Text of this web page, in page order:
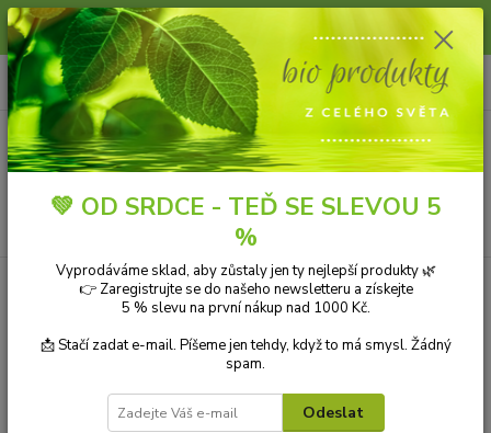
Slunce, koupání a horko dávají vlasům zabrat. Dopřejte jim šetrnou péči s
přírodní vlasovou kosmetikou.
Menu
CZK
+420 606 912 887
9-18:00 hod.
0 ks
za 0,00 Kč
Kategorie blogu
Přírodní kosmetika
Přírodní aromaterapie
💚 OD SRDCE - TEĎ SE SLEVOU 5
%
Vyprodáváme sklad, aby zůstaly jen ty nejlepší produkty 🌿
👉 Zaregistrujte se do našeho newsletteru a získejte
5 % slevu na první nákup nad 1000 Kč.
📩 Stačí zadat e-mail. Píšeme jen tehdy, když to má smysl. Žádný
spam.
Odeslat